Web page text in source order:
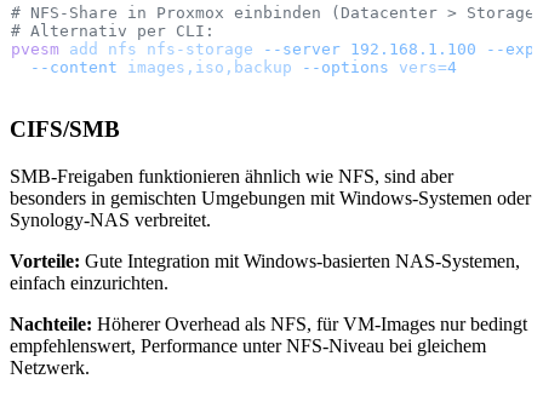
# NFS-Share in Proxmox einbinden (Datacenter > Storage
# Alternativ per CLI:
pvesm add nfs nfs-storage --server 192.168.1.100 --
  --content
images,iso,backup --options vers=4
CIFS/SMB
SMB-Freigaben funktionieren ähnlich wie NFS, sind aber
besonders in gemischten Umgebungen mit Windows-Systemen oder
Synology-NAS verbreitet.
Vorteile: Gute Integration mit Windows-basierten NAS-Systemen,
einfach einzurichten.
Nachteile: Höherer Overhead als NFS, für VM-Images nur bedingt
empfehlenswert, Performance unter NFS-Niveau bei gleichem
Netzwerk.